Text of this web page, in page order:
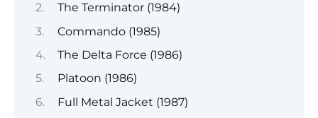
The Terminator (1984)
Commando (1985)
The Delta Force (1986)
Platoon (1986)
Full Metal Jacket (1987)